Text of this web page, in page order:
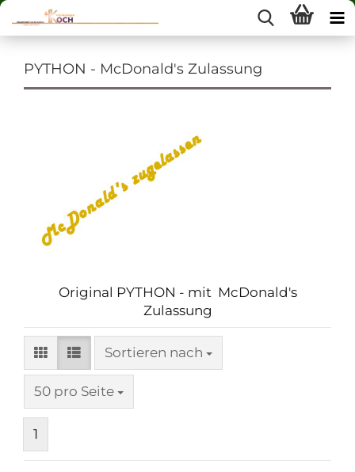
PYTHON - McDonald's Zulassung
Original PYTHON - mit McDonald's
Zulassung
Sortieren nach
Sortieren nach
50 pro Seite
pro Seite
1